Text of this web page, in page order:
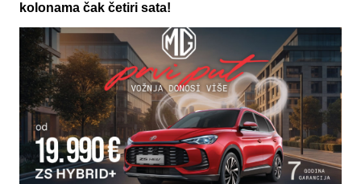
kolonama čak četiri sata!